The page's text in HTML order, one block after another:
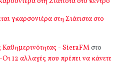
γκαρσονιέρα στη Σιάτιστα στο
- SieraFMστο
12 αλλαγές που πρέπει να κάνετε